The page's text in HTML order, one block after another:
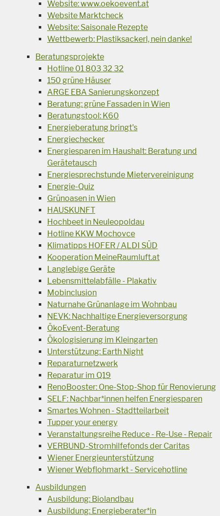
Website: www.oekoevent.at
Website Marktcheck
Website: Saisonale Rezepte
Wettbewerb: Plastiksackerl, nein danke!
Beratungsprojekte
Hotline 01 803 32 32
150 grüne Häuser
ARGE EBA Sanierungskonzept
Beratung: grüne Fassaden in Wien
Beratungstool: K60
Energieberatung bringt's
Energiechecker
Energiesparen im Haushalt: Beratung und
Gerätetausch
Energiesprechstunde Mietervereinigung
Energie-Quiz
Grünoasen in Wien
HAUSKUNFT
Hochbeet in Neuleopoldau
Hotline KKW Mochovce
Klimatipps HOFER / ALDI SÜD
Kooperation MeineRaumluft.at
Langlebige Geräte
Lebensmittelabfälle - Plakativ
Mobinclusion
Naturnahe Grünanlage im Wohnbau
NEVK: Nachhaltige Energieversorgung
ÖkoEvent-Beratung
Ökologisierung im Kleingarten
Unterstützung: Earth Night
Reparaturnetzwerk
Reparatur im Q19
RenoBooster: One-Stop-Shop für Renovierung
SELF: Nachbar*innen helfen Energiesparen
Smartes Wohnen - Stadtteilarbeit
Tupper your energy
Veranstaltungsreihe Reduce - Re-Use - Repair
VERBUND-Stromhilfefonds der Caritas
Wiener Energieunterstützung
Wiener Webflohmarkt - Servicehotline
Ausbildungen
Ausbildung: Biolandbau
Ausbildung: Energieberater*in